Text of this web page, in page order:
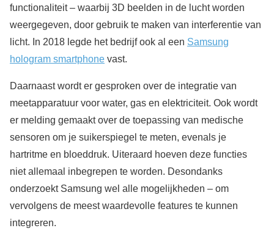
functionaliteit – waarbij 3D beelden in de lucht worden
weergegeven, door gebruik te maken van interferentie van
licht. In 2018 legde het bedrijf ook al een Samsung
hologram smartphone vast.
Daarnaast wordt er gesproken over de integratie van
meetapparatuur voor water, gas en elektriciteit. Ook wordt
er melding gemaakt over de toepassing van medische
sensoren om je suikerspiegel te meten, evenals je
hartritme en bloeddruk. Uiteraard hoeven deze functies
niet allemaal inbegrepen te worden. Desondanks
onderzoekt Samsung wel alle mogelijkheden – om
vervolgens de meest waardevolle features te kunnen
integreren.